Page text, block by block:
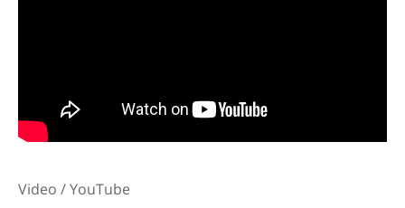
Video / YouTube